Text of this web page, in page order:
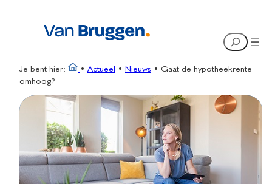
Search
Je bent hier: • Actueel • Nieuws • Gaat de hypotheekrente
omhoog?